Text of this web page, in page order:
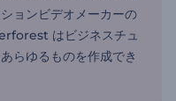
ョンビデオメーカーの
はビジネスチュ
らゆるものを作成でき